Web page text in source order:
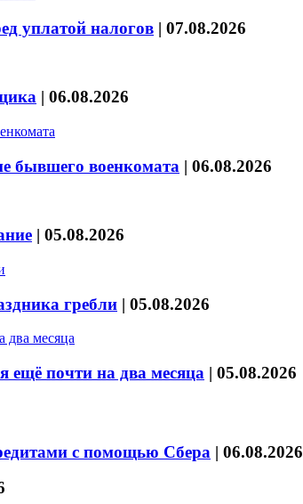
уплатой налогов | 07.08.2026
| 06.08.2026
бывшего военкомата | 06.08.2026
| 05.08.2026
гребли | 05.08.2026
ещё почти на два месяца | 05.08.2026
с помощью Сбера | 06.08.2026